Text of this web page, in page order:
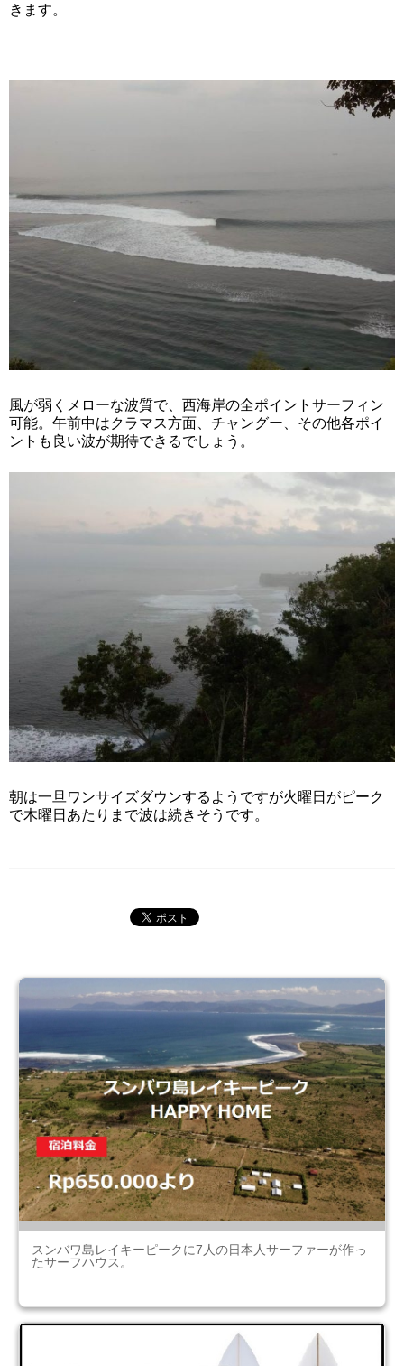
きます。
風が弱くメローな波質で、西海岸の全ポイントサーフィン
可能。午前中はクラマス方面、チャングー、その他各ポイ
ントも良い波が期待できるでしょう。
朝は一旦ワンサイズダウンするようですが火曜日がピーク
で木曜日あたりまで波は続きそうです。
スンバワ島レイキーピークに7人の日本人サーファーが作っ
たサーフハウス。